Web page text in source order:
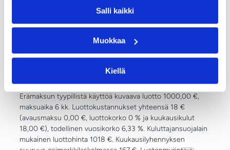
Salli kaikki
Muokkaa
Kiellä
Osta koulutuksia rekisteröitymällä Logimasterin
käyttäjäksi. Rekisteröityminen on ilmaista eikä sido
Koulutuksiin tästä
Jos olet jo Logimaster käyttäjä,
Erämaksun tyypillistä käyttöä kuvaava luotto 1000,00 €,
maksuaika 6 kk. Luottokustannukset yhteensä 18 €
(avausmaksu 0,00 €, luottokorko 0 % ja kuukausikulut
18,00 €), todellinen vuosikorko 6,33 %. Kuluttajansuojalain
mukainen luottohinta 1018 €. Kuukausilyhennyksen